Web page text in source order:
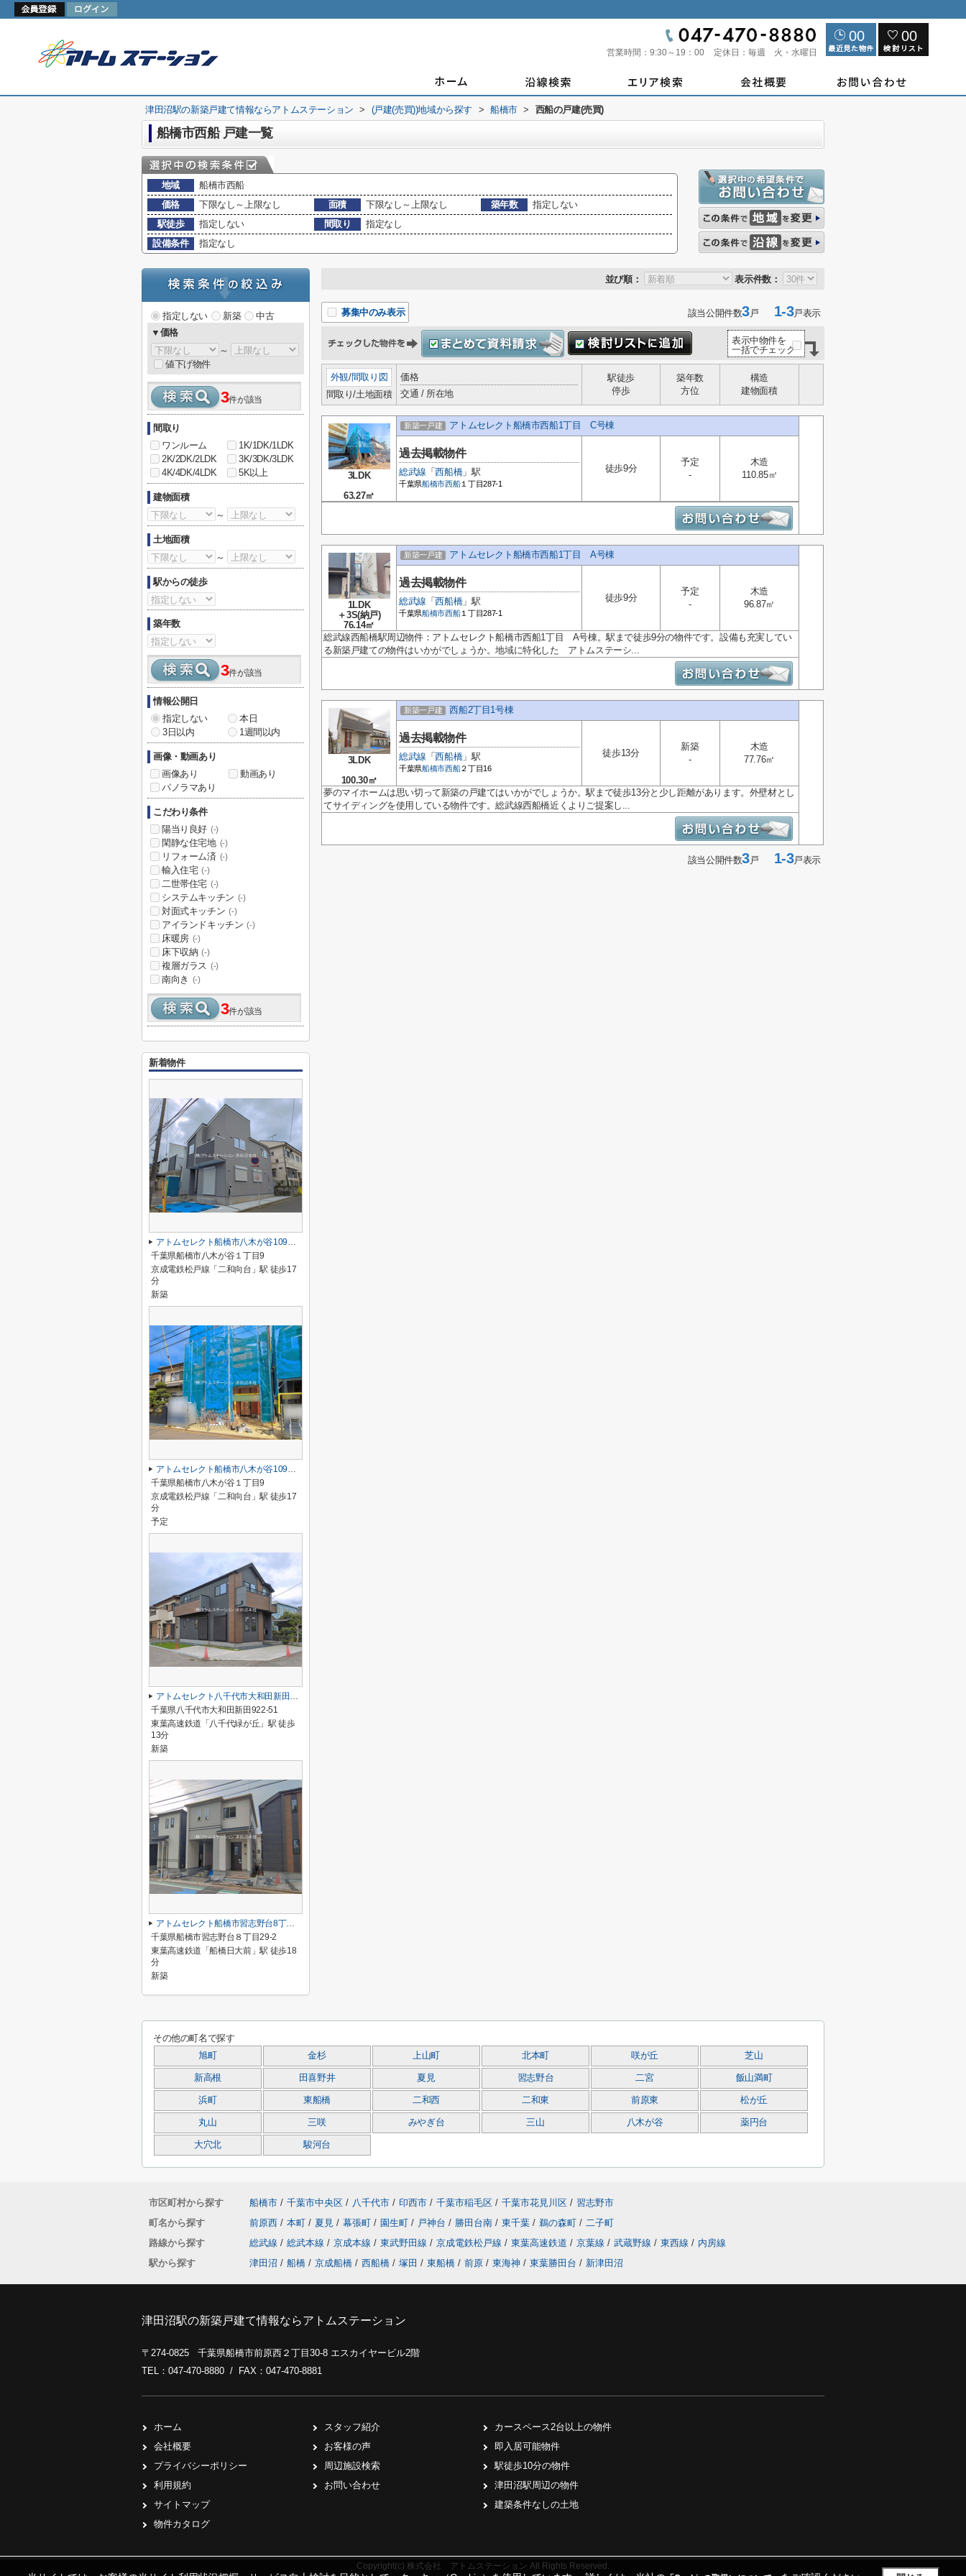
営業時間： 9:30～19：00 定休日： 毎週 火・水曜日
00 00
津田沼駅の新築戸建て情報ならアトムステーション > (戸建(売買))地域から探す > 船橋市 > 西船の戸建(売買)
船橋市西船 戸建一覧
地域
船橋市西船
価格
下限なし～上限なし 面積 下限なし～上限なし 築年数
指定しない
駅徒歩
指定しない 間取り
指定なし
設備条件
指定なし
並び順： 表示件数：
募集中のみ表示 該当公開件数3戸 1-3戸表示
表示中物件を
一括でチェック
外観/間取り図
間取り/土地面積
価格
交通 / 所在地
駅徒歩
停歩
築年数
方位
構造
建物面積
3LDK
63.27㎡
新築一戸建 アトムセレクト船橋市西船1丁目 C号棟
過去掲載物件
総武線 「西船橋」駅
千葉県船橋市西船１丁目287-1
徒歩9分
予定
-
木造
110.85㎡
1LDK
＋3S(納戸)
76.14㎡
新築一戸建 アトムセレクト船橋市西船1丁目 A号棟
過去掲載物件
総武線 「西船橋」駅
千葉県船橋市西船１丁目287-1
徒歩9分
予定
-
木造
96.87㎡
総武線西船橋駅周辺物件：アトムセレクト船橋市西船1丁目 A号棟。駅まで徒歩9分の物件です。設備も充実してい
る新築戸建ての物件はいかがでしょうか。地域に特化した アトムステーシ...
3LDK
100.30㎡
新築一戸建 西船2丁目1号棟
過去掲載物件
総武線 「西船橋」駅
千葉県船橋市西船２丁目16
徒歩13分
新築
-
木造
77.76㎡
夢のマイホームは思い切って新築の戸建てはいかがでしょうか。駅まで徒歩13分と少し距離があります。外壁材とし
てサイディングを使用している物件です。総武線西船橋近くよりご提案し...
該当公開件数3戸 1-3戸表示
指定しない 新築
中古
▼価格
～
値下げ物件
3件が該当
間取り
ワンルーム
1K/1DK/1LDK
2K/2DK/2LDK
3K/3DK/3LDK
4K/4DK/4LDK
5K以上
建物面積
～
土地面積
～
駅からの徒歩
築年数
3件が該当
情報公開日
指定しない
本日
3日以内
1週間以内
画像・動画あり
画像あり
動画あり
パノラマあり
こだわり条件
陽当り良好 (-)
閑静な住宅地 (-)
リフォーム済 (-)
輸入住宅 (-)
二世帯住宅 (-)
システムキッチン (-)
対面式キッチン (-)
アイランドキッチン (-)
床暖房 (-)
床下収納 (-)
複層ガラス (-)
南向き (-)
3件が該当
新着物件
アトムセレクト船橋市八木が谷109 2棟 1号棟
千葉県船橋市八木が谷１丁目9
京成電鉄松戸線「二和向台」駅 徒歩17
分
新築
アトムセレクト船橋市八木が谷109 2棟 2号棟
千葉県船橋市八木が谷１丁目9
京成電鉄松戸線「二和向台」駅 徒歩17
分
予定
アトムセレクト八千代市大和田新田２期１号棟
千葉県八千代市大和田新田922-51
東葉高速鉄道「八千代緑が丘」駅 徒歩
13分
新築
アトムセレクト船橋市習志野台8丁目1905番B号棟
千葉県船橋市習志野台８丁目29-2
東葉高速鉄道「船橋日大前」駅 徒歩18
分
新築
その他の町名で探す
旭町 金杉 上山町 北本町 咲が丘 芝山
新高根 田喜野井 夏見 習志野台 二宮 飯山満町
浜町 東船橋 二和西 二和東 前原東 松が丘
丸山 三咲 みやぎ台 三山 八木が谷 薬円台
大穴北 駿河台
市区町村から探す 船橋市 / 千葉市中央区 / 八千代市 / 印西市 / 千葉市稲毛区 / 千葉市花見川区 / 習志野市
町名から探す
前原西 / 本町 / 夏見 / 幕張町 / 園生町 / 戸神台 / 勝田台南 / 東千葉 / 鵜の森町 / 二子町
路線から探す
総武線 / 総武本線 / 京成本線 / 東武野田線 / 京成電鉄松戸線 / 東葉高速鉄道 / 京葉線 / 武蔵野線 / 東西線 / 内房線
駅から探す
津田沼 / 船橋 / 京成船橋 / 西船橋 / 塚田 / 東船橋 / 前原 / 東海神 / 東葉勝田台 / 新津田沼
津田沼駅の新築戸建て情報ならアトムステーション
〒274-0825 千葉県船橋市前原西２丁目30-8 エスカイヤービル2階
TEL：047-470-8880 / FAX：047-470-8881
ホーム
会社概要
プライバシーポリシー
利用規約
サイトマップ
物件カタログ
スタッフ紹介
お客様の声
周辺施設検索
お問い合わせ
カースペース2台以上の物件
即入居可能物件
駅徒歩10分の物件
津田沼駅周辺の物件
建築条件なしの土地
Copyright(c) 株式会社 アトムステーション All Rights Reserved.